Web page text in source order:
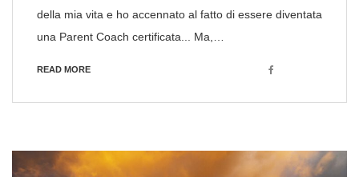
della mia vita e ho accennato al fatto di essere diventata
una Parent Coach certificata... Ma,…
READ MORE Facebook